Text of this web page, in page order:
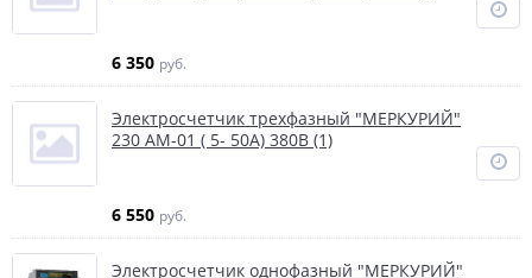
6 350 руб.
Электросчетчик трехфазный "МЕРКУРИЙ"
230 АМ-01 ( 5- 50А) 380В (1)
6 550 руб.
Электросчетчик однофазный "МЕРКУРИЙ"